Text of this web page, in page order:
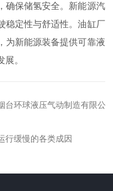
确保储氢安全。新能源汽
稳定性与舒适性。油缸厂
为新能源装备提供可靠液
。
台环球液压气动制造有限公
行缓慢的各类成因